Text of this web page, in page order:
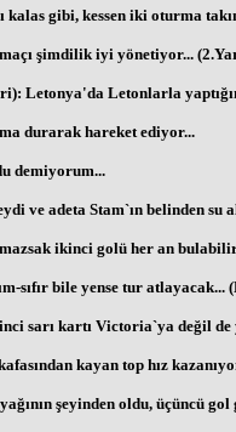
gibi, kessen iki oturma
şimdilik iyi yönetiyor...
Letonya'da Letonlarla
durarak hareket ediyor...
demiyorum...
ve adeta Stam`ın belinden su
ikinci golü her an
sıfır bile yense tur atlayacak...
sarı kartı Victoria`ya değil
kayan top hız
şeyinden oldu, üçüncü gol